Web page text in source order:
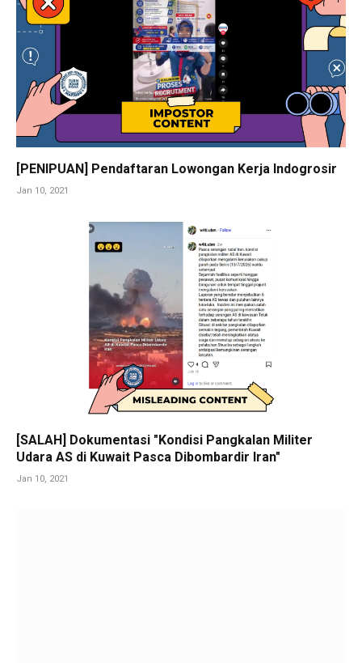
[PENIPUAN] Pendaftaran Lowongan Kerja Indogrosir
Jan 10, 2021
[SALAH] Dokumentasi "Kondisi Pangkalan Militer
Udara AS di Kuwait Pasca Dibombardir Iran"
Jan 10, 2021